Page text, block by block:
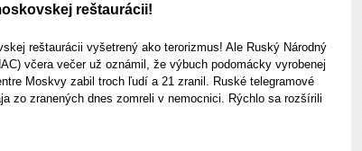
reštaurácii!
reštaurácii vyšetrený ako terorizmus! Ale Ruský Národný
včera večer už oznámil, že výbuch podomácky vyrobenej
Moskvy zabil troch ľudí a 21 zranil. Ruské telegramové
zo zranených dnes zomreli v nemocnici. Rýchlo sa rozšírili